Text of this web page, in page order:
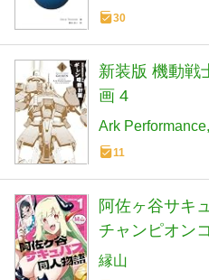
30
新装版 機動戦
画 4
Ark Performance
11
阿佐ヶ谷サキ
チャンピオン
縁山